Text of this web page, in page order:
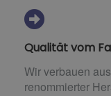
Qualität vom
Wir verbauen
renommierter